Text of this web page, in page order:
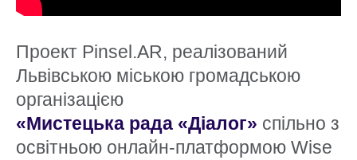
Проект Pinsel.AR, реалізований
Львівською міською громадською
організацією
«Мистецька рада «Діалог» спільно з
освітньою онлайн-платформою Wise